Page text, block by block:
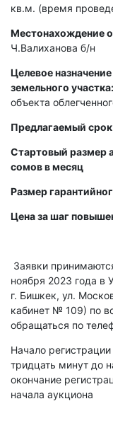
кв.м. (время
Местонахождение
Ч.Валиханова б/н
Целевое
земельного
объекта
Предлагаемый
Стартовый размер
сомов в месяц
Размер
Цена за шаг
Заявки
ноября 2023 года в
г. Бишкек, ул.
кабинет № 109) по
обращаться по
Начало регистрации
тридцать минут до
окончание
начала аукциона